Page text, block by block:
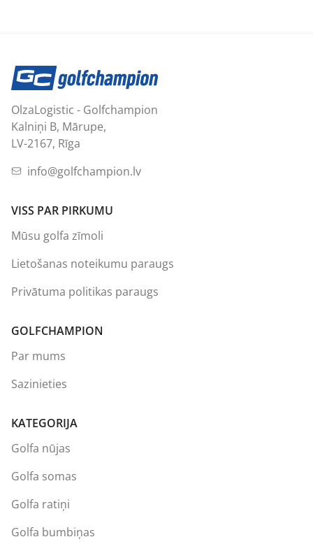
OlzaLogistic - Golfchampion
Kalniņi B, Mārupe,
LV-2167, Rīga
info@golfchampion.lv
VISS PAR PIRKUMU
Mūsu golfa zīmoli
Lietošanas noteikumu paraugs
Privātuma politikas paraugs
GOLFCHAMPION
Par mums
Sazinieties
KATEGORIJA
Golfa nūjas
Golfa somas
Golfa ratiņi
Golfa bumbiņas